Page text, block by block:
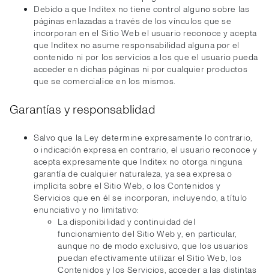
Debido a que Inditex no tiene control alguno sobre las
páginas enlazadas a través de los vínculos que se
incorporan en el Sitio Web el usuario reconoce y acepta
que Inditex no asume responsabilidad alguna por el
contenido ni por los servicios a los que el usuario pueda
acceder en dichas páginas ni por cualquier productos
que se comercialice en los mismos.
Garantías y responsablidad
Salvo que la Ley determine expresamente lo contrario,
o indicación expresa en contrario, el usuario reconoce y
acepta expresamente que Inditex no otorga ninguna
garantía de cualquier naturaleza, ya sea expresa o
implícita sobre el Sitio Web, o los Contenidos y
Servicios que en él se incorporan, incluyendo, a título
enunciativo y no limitativo:
La disponibilidad y continuidad del
funcionamiento del Sitio Web y, en particular,
aunque no de modo exclusivo, que los usuarios
puedan efectivamente utilizar el Sitio Web, los
Contenidos y los Servicios, acceder a las distintas